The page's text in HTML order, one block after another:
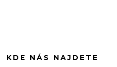
KDE NÁS NAJDETE